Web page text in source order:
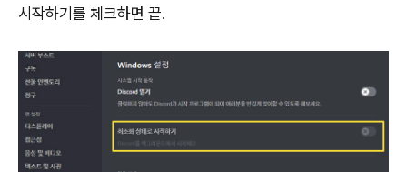
시작하기를 체크하면 끝.